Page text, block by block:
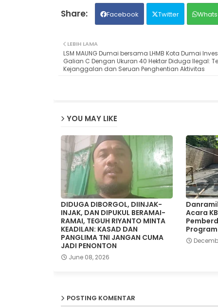
Facebook Twitter
LEBIH LAMA
LSM MAUNG Dumai bersama LHMB Kota Dumai
Galian C Dengan Ukuran 40 Hektar Diduga Ilegal:
Kejanggalan dan Seruan Penghentian Aktivitas
YOU MAY LIKE
DIDUGA DIBORGOL, DIINJAK-
INJAK, DAN DIPUKUL BERAMAI-
RAMAI, TEGUH RIYANTO MINTA
KEADILAN: KASAD DAN
PANGLIMA TNI JANGAN CUMA
JADI PENONTON
June 08, 2026
Acara
POSTING KOMENTAR